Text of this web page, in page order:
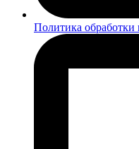
Политика